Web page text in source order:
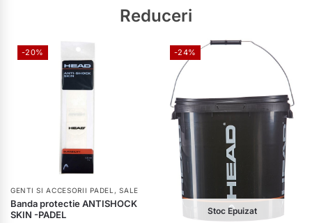
Reduceri
-20%
GENTI SI ACCESORII PADEL ,SALE
Banda protectie ANTISHOCK
SKIN -PADEL
-24%
Stoc Epuizat